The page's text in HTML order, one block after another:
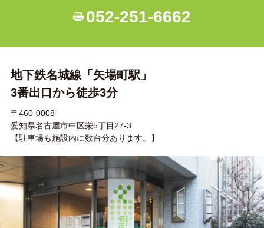
052-251-6662
地下鉄名城線「矢場町駅」
3番出口から徒歩3分
〒460-0008
愛知県名古屋市中区栄5丁目27-3
【駐車場も施設内に数台分あります。】